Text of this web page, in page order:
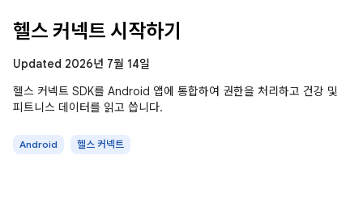
헬스 커넥트 시작하기
Updated 2026년 7월 14일
헬스 커넥트 SDK를 Android 앱에 통합하여 권한을 처리하고 건강 및
피트니스 데이터를 읽고 씁니다.
Android 헬스 커넥트